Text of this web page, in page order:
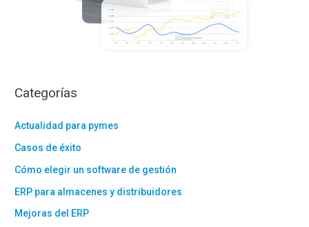
Categorías
Actualidad para pymes
Casos de éxito
Cómo elegir un software de gestión
ERP para almacenes y distribuidores
Mejoras del ERP